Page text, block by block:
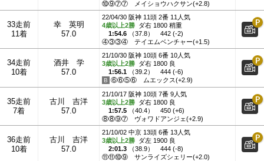
⑩⑨⑦⑦ メイショウハクサン(+2.8)
33走前
11着
幸 英明
57.0
22/04/30 阪神 11頭 2番 11人気
4歳以上2勝 ダ右 1800 稍重
1:54.6 （37.8）
442 (-2)
④③③④
テイエムベンチャー(+1.5)
34走前
10着
酒井 学
57.0
21/10/30 阪神 10頭 6番 10人気
3歳以上2勝 ダ右 1800 良
1:56.1 （39.2）
444 (-6)
⑥⑥⑤⑥
ムエックス(+2.9)
35走前
7着
古川 吉洋
57.0
21/10/17 阪神 10頭 7番 9人気
3歳以上2勝 ダ右 1800 良
1:57.5 （40.4）
450 (+6)
⑧⑧⑨⑦
ヴォワドアンジェ(+2.9)
36走前
10着
古川 吉洋
57.0
21/10/02 中京 13頭 6番 13人気
3歳以上2勝 ダ左 1900 良
2:01.3 （38.9）
444 (-8)
⑪⑪⑩⑨
サンライズシェリー(+2.0)